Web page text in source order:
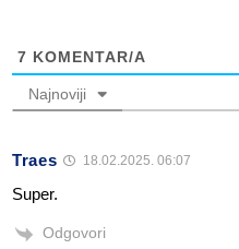
7 KOMENTAR/A
Najnoviji
Traes 18.02.2025. 06:07
Super.
Odgovori